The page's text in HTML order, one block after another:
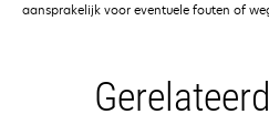
aansprakelijk voor eventuele fouten of